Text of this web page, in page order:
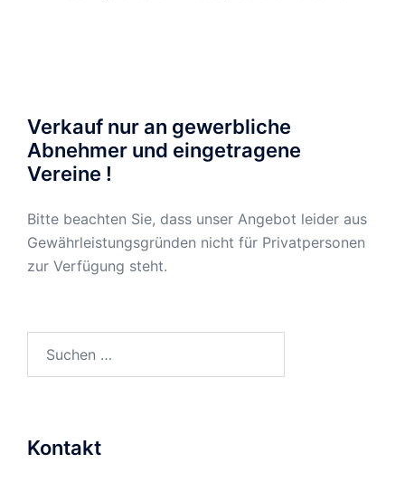
Verkauf nur an gewerbliche
Abnehmer und eingetragene
Vereine !
Bitte beachten Sie, dass unser Angebot leider aus
Gewährleistungsgründen nicht für Privatpersonen
zur Verfügung steht.
nach:
Kontakt